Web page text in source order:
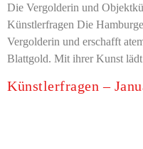
Die Vergolderin und
Künstlerfragen Die
Vergolderin und erschafft
Blattgold. Mit ihrer Kunst
Künstlerfragen –